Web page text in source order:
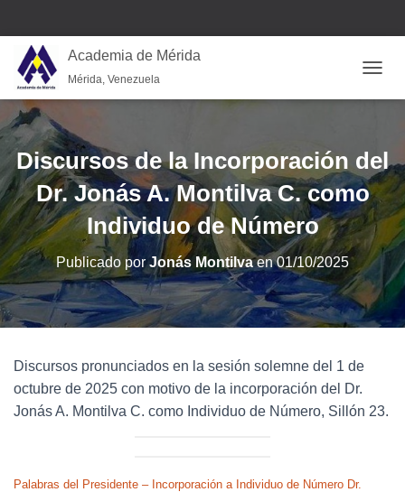
Academia de Mérida
Mérida, Venezuela
Discursos de la Incorporación del
Dr. Jonás A. Montilva C. como
Individuo de Número
Publicado porJonás Montilvaen01/10/2025
Discursos pronunciados en la sesión solemne del 1 de
octubre de 2025 con motivo de la incorporación del Dr.
Jonás A. Montilva C. como Individuo de Número, Sillón 23.
Palabras del Presidente – Incorporación a Individuo de Número Dr.